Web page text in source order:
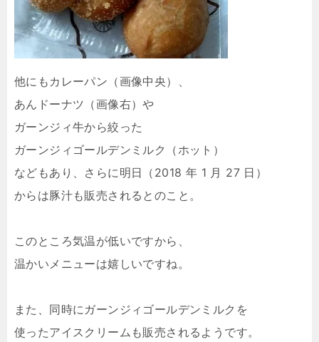
他にもカレーパン（画像中央）、
あんドーナツ（画像右）や
ガーンジィ牛から絞った
ガーンジィゴールデンミルク（ホット）
などもあり、さらに明日（2018 年 1 月 27 日）
からは豚汁も販売されるとのこと。
このところ気温が低いですから、
温かいメニューは嬉しいですね。
また、同時にガーンジィゴールデンミルクを
使ったアイスクリームも販売されるようです。